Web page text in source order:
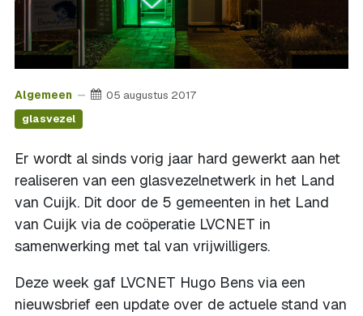
Algemeen 05 augustus 2017
glasvezel
Er wordt al sinds vorig jaar hard gewerkt aan het
realiseren van een glasvezelnetwerk in het Land
van Cuijk. Dit door de 5 gemeenten in het Land
van Cuijk via de coöperatie LVCNET in
samenwerking met tal van vrijwilligers.
Deze week gaf LVCNET Hugo Bens via een
nieuwsbrief een update over de actuele stand van